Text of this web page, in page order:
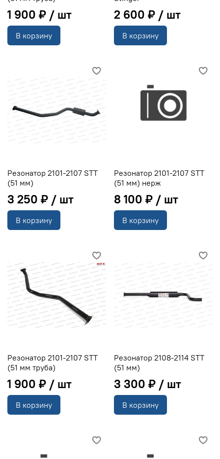
1 900 ₽
В корзину
2 600 ₽
В корзину
Резонатор 2101-2107 STT
(51 мм)
3 250 ₽
В корзину
Резонатор 2101-2107 STT
(51 мм) нерж
8 100 ₽
В корзину
Резонатор 2101-2107 STT
(51 мм труба)
1 900 ₽
В корзину
Резонатор 2108-2114 STT
(51 мм)
3 300 ₽
В корзину